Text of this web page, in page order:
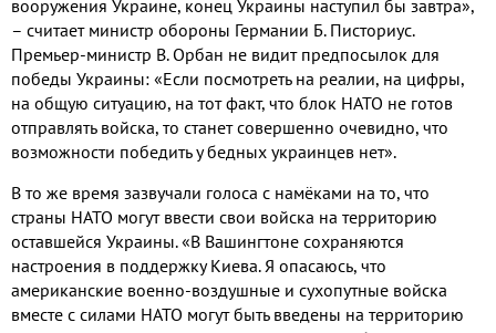
вооружения Украине, конец Украины наступил бы завтра»,
– считает министр обороны Германии Б. Писториус.
Премьер-министр В. Орбан не видит предпосылок для
победы Украины: «Если посмотреть на реалии, на цифры,
на общую ситуацию, на тот факт, что блок НАТО не готов
отправлять войска, то станет совершенно очевидно, что
возможности победить у бедных украинцев нет».
В то же время зазвучали голоса с намёками на то, что
страны НАТО могут ввести свои войска на территорию
оставшейся Украины. «В Вашингтоне сохраняются
настроения в поддержку Киева. Я опасаюсь, что
американские военно-воздушные и сухопутные войска
вместе с силами НАТО могут быть введены на территорию